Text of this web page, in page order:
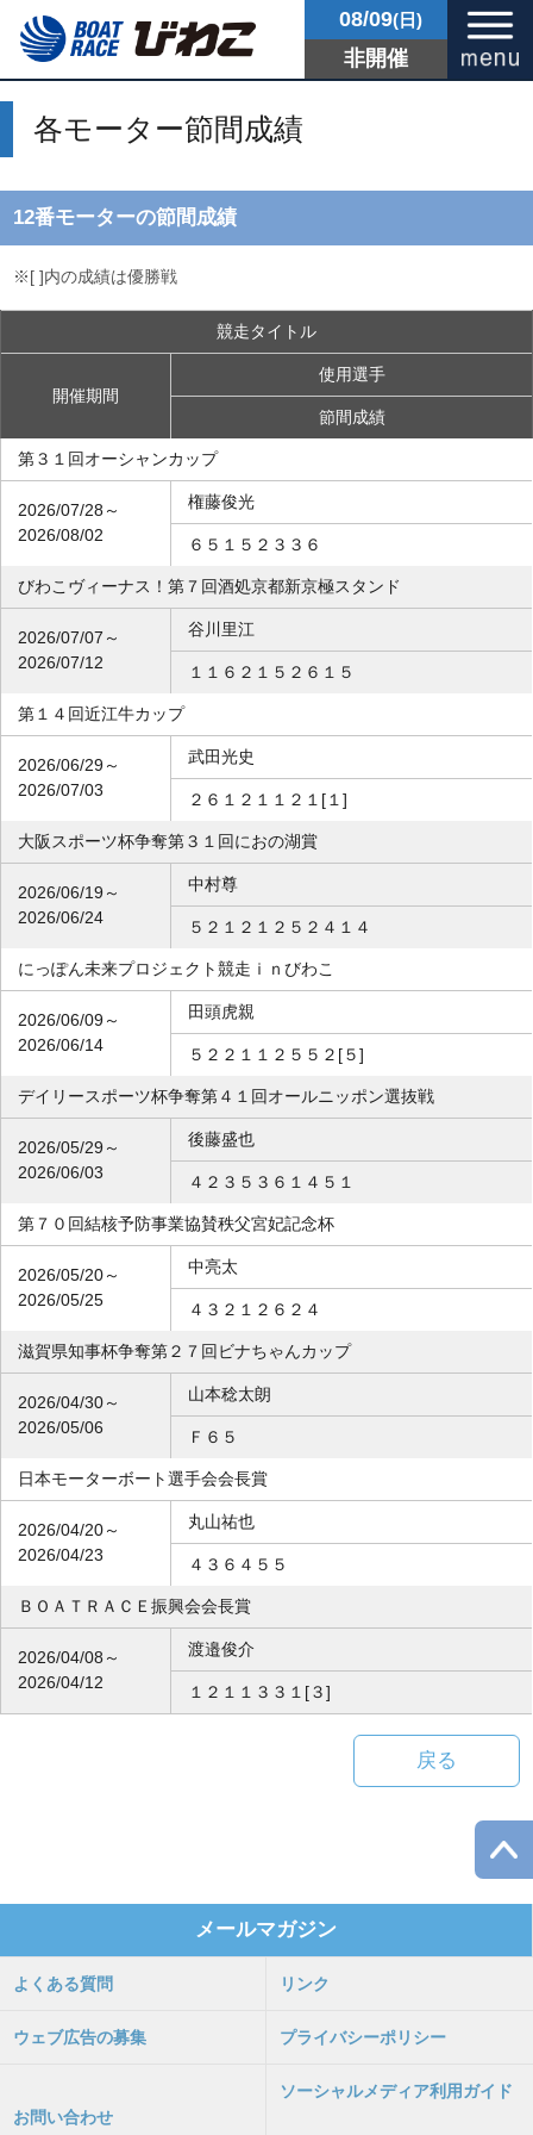
08/09(日)
非開催
各モーター節間成績
12番モーターの節間成績
※[ ]内の成績は優勝戦
競走タイトル
開催期間
使用選手
節間成績
第３１回オーシャンカップ
2026/07/28～
2026/08/02
権藤俊光
６５１５２３３６
びわこヴィーナス！第７回酒処京都新京極スタンド
2026/07/07～
2026/07/12
谷川里江
１１６２１５２６１５
第１４回近江牛カップ
2026/06/29～
2026/07/03
武田光史
２６１２１１２１[１]
大阪スポーツ杯争奪第３１回におの湖賞
2026/06/19～
2026/06/24
中村尊
５２１２１２５２４１４
にっぽん未来プロジェクト競走ｉｎびわこ
2026/06/09～
2026/06/14
田頭虎親
５２２１１２５５２[５]
デイリースポーツ杯争奪第４１回オールニッポン選抜戦
2026/05/29～
2026/06/03
後藤盛也
４２３５３６１４５１
第７０回結核予防事業協賛秩父宮妃記念杯
2026/05/20～
2026/05/25
中亮太
４３２１２６２４
滋賀県知事杯争奪第２７回ビナちゃんカップ
2026/04/30～
2026/05/06
山本稔太朗
Ｆ６５
日本モーターボート選手会会長賞
2026/04/20～
2026/04/23
丸山祐也
４３６４５５
ＢＯＡＴＲＡＣＥ振興会会長賞
2026/04/08～
2026/04/12
渡邉俊介
１２１１３３１[３]
戻る
メールマガジン
よくある質問 リンク
ウェブ広告の募集 プライバシーポリシー
お問い合わせ
ソーシャルメディア利用ガイド